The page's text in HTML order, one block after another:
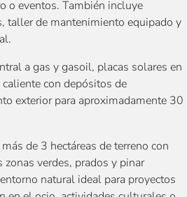
o eventos. También incluye
taller de mantenimiento equipado y
a gas y gasoil, placas solares en
con depósitos de
exterior para aproximadamente 30
de 3 hectáreas de terreno con
verdes, prados y pinar
natural ideal para proyectos